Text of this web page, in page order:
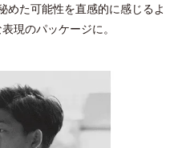
めた可能性を直感的に感じるよ
現のパッケージに。